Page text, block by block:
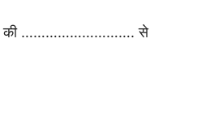
की ………………………. से